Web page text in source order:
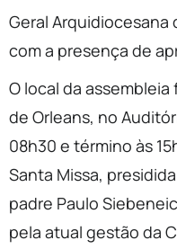
Geral Arquidiocesana
com a presença de
O local da
de Orleans, no
08h30 e término às
Santa Missa,
padre Paulo
pela atual gestão da